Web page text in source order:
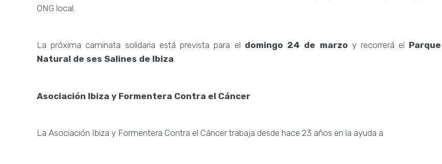
ONG local.
La próxima caminata solidaria está prevista para el domingo 24 de marzo y recorrerá el Parque
Natural de ses Salines de Ibiza.
Asociación Ibiza y Formentera Contra el Cáncer
La Asociación Ibiza y Formentera Contra el Cáncer trabaja desde hace 23 años en la ayuda a